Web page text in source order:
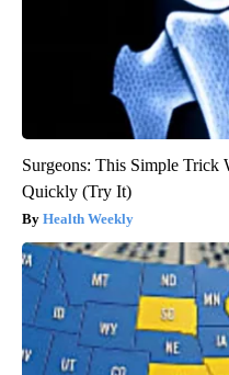
Surgeons: This Simple
Quickly (Try It)
Health Weekly